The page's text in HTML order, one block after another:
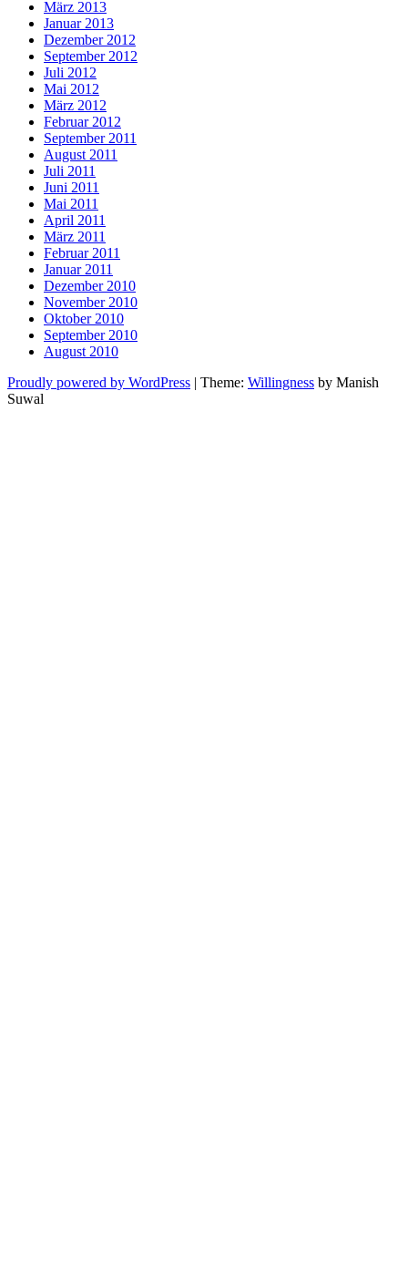
März 2013
Januar 2013
Dezember 2012
September 2012
Juli 2012
Mai 2012
März 2012
Februar 2012
September 2011
August 2011
Juli 2011
Juni 2011
Mai 2011
April 2011
März 2011
Februar 2011
Januar 2011
Dezember 2010
November 2010
Oktober 2010
September 2010
August 2010
Proudly powered by WordPress | Theme: Willingness by Manish
Suwal